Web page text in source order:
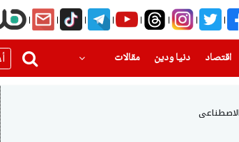
اقتصاد دنيا ودين
(current) مقالات